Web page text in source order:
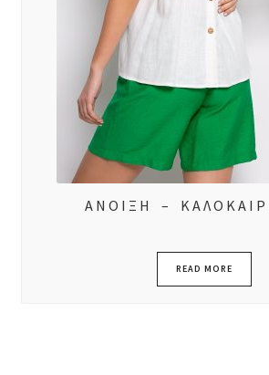
ΑΝΟΙΞΗ –
READ MORE